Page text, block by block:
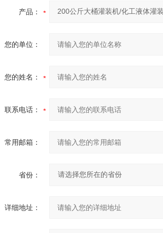
产品：
您的单位：
您的姓名：
联系电话：
常用邮箱：
省份：
详细地址：